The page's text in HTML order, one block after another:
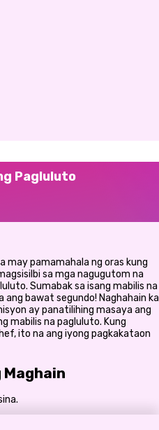
Pagluluto
may pamamahala ng oras kung
sa mga nagugutom na
Sumabak sa isang mabilis na
ang bawat segundo! Naghahain ka
ay panatilihing masaya ang
mabilis na pagluluto. Kung
ito na ang iyong pagkakataon